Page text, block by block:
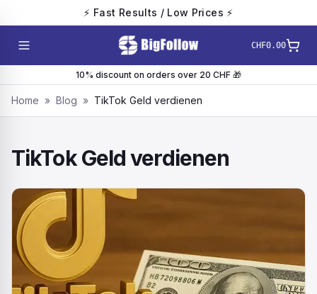
⚡ Fast Results / Low Prices ⚡
CHF0.00
10% discount on orders over 20 CHF 🎁
Home » Blog » TikTok Geld verdienen
TikTok Geld verdienen